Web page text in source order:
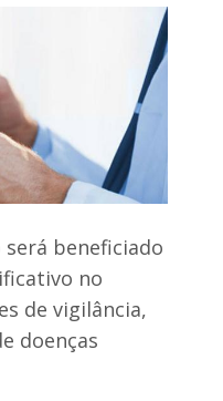
beneficiado
no
de vigilância,
doenças